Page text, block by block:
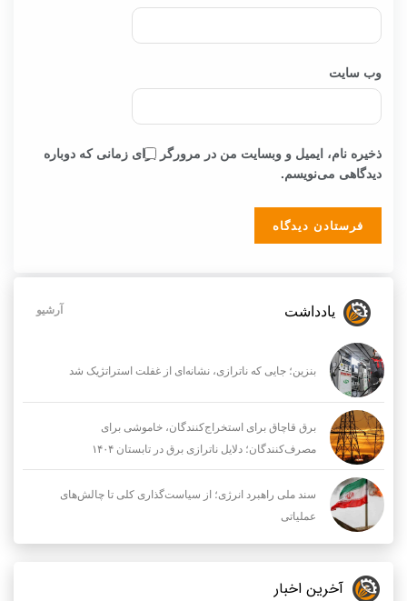
وب‌ سایت
ذخیره نام، ایمیل و وبسایت من در مرورگر برای زمانی که دوباره
دیدگاهی می‌نویسم.
یادداشت آرشیو
بنزین؛ جایی که ناترازی، نشانه‌ای از غفلت استراتژیک شد
برق قاچاق برای استخراج‌کنندگان، خاموشی برای
مصرف‌کنندگان؛ دلایل ناترازی برق در تابستان ۱۴۰۴
سند ملی راهبرد انرژی؛ از سیاست‌گذاری کلی تا چالش‌های
عملیاتی
آخرین اخبار